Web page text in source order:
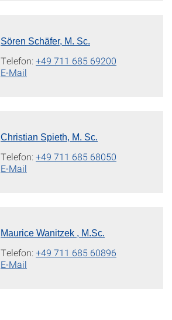
Sören Schäfer, M. Sc.
Telefon:+49 711 685 69200
E-Mail
Christian Spieth, M. Sc.
Telefon:+49 711 685 68050
E-Mail
Maurice Wanitzek , M.Sc.
Telefon:+49 711 685 60896
E-Mail